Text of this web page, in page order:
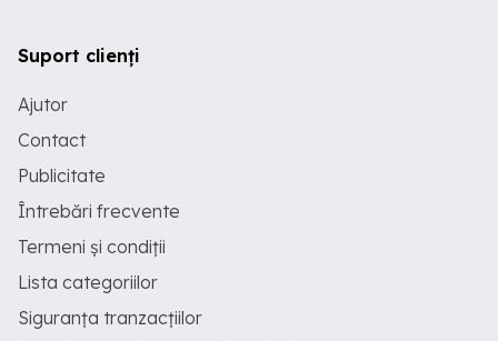
Suport clienți
Ajutor
Contact
Publicitate
Întrebări frecvente
Termeni și condiții
Lista categoriilor
Siguranța tranzacțiilor